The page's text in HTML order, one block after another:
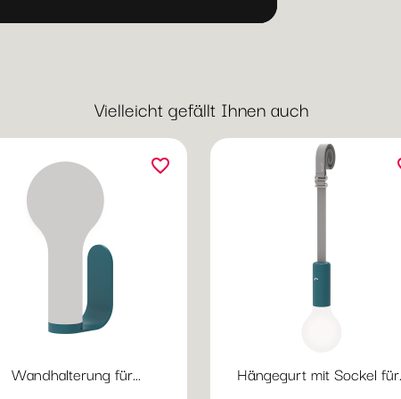
Vielleicht gefällt Ihnen auch
Wandhalterung für...
Vorschau
favorite_border
Hängegurt mit Sockel
 Vorschau